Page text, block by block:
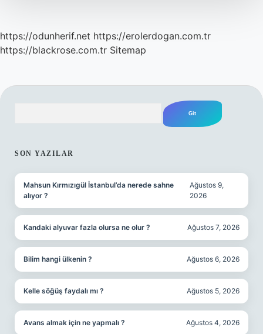
https://odunherif.net https://erolerdogan.com.tr
https://blackrose.com.tr Sitemap
SON YAZILAR
Mahsun Kırmızıgül İstanbul’da nerede sahne
alıyor ?
Ağustos 9,
2026
Kandaki alyuvar fazla olursa ne olur ? Ağustos 7, 2026
Bilim hangi ülkenin ? Ağustos 6, 2026
Kelle söğüş faydalı mı ? Ağustos 5, 2026
Avans almak için ne yapmalı ? Ağustos 4, 2026